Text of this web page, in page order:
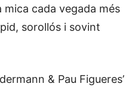
cada vegada més
sorollós i sovint
& Pau Figueres’